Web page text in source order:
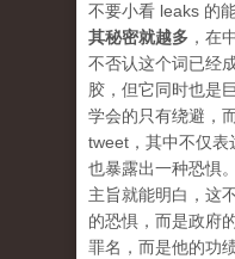
不要小看 leaks 的能
其秘密就越多 ，在
不否认这个词已经
胶，但它同时也是
学会的只有绕避，
tweet，其中不仅表
也暴露出一种恐惧
主旨就能明白，这
的恐惧，而是政府
罪名，而是他的功绩